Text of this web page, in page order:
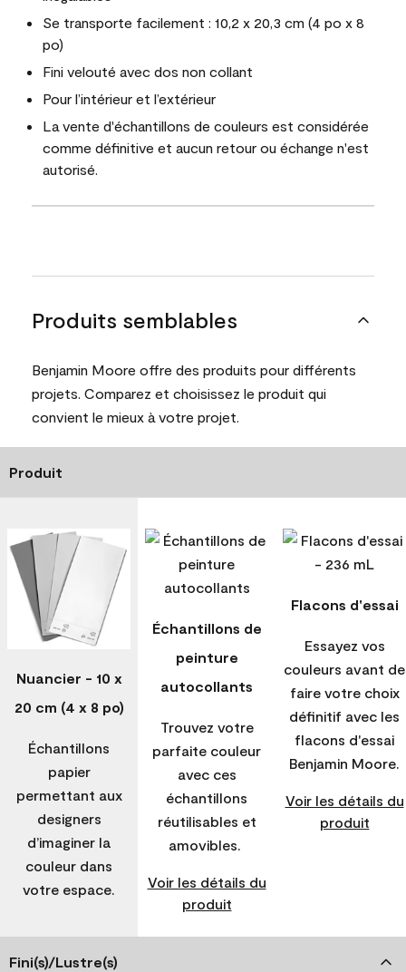
Se transporte facilement : 10,2 x 20,3 cm (4 po x 8
po)
Fini velouté avec dos non collant
Pour l’intérieur et l’extérieur
La vente d'échantillons de couleurs est considérée
comme définitive et aucun retour ou échange n'est
autorisé.
Produits semblables
Benjamin Moore offre des produits pour différents
projets. Comparez et choisissez le produit qui
convient le mieux à votre projet.
Produit
Nuancier - 10 x
20 cm (4 x 8 po)
Échantillons
papier
permettant aux
designers
d’imaginer la
couleur dans
votre espace.
Échantillons de
peinture
autocollants
Trouvez votre
parfaite couleur
avec ces
échantillons
réutilisables et
amovibles.
Voir les détails du
produit
Flacons d'essai
Essayez vos
couleurs avant de
faire votre choix
définitif avec les
flacons d'essai
Benjamin Moore.
Voir les détails du
produit
Fini(s)/Lustre(s)